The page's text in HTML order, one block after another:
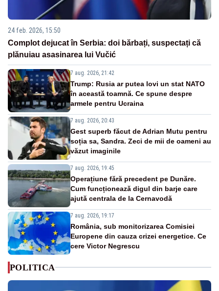
24 feb. 2026, 15:50
Complot dejucat în Serbia: doi bărbați, suspectați că
plănuiau asasinarea lui Vučić
7 aug. 2026, 21:42
Trump: Rusia ar putea lovi un stat NATO
în această toamnă. Ce spune despre
armele pentru Ucraina
7 aug. 2026, 20:43
Gest superb făcut de Adrian Mutu pentru
soția sa, Sandra. Zeci de mii de oameni au
văzut imaginile
7 aug. 2026, 19:45
Operațiune fără precedent pe Dunăre.
Cum funcționează digul din barje care
ajută centrala de la Cernavodă
7 aug. 2026, 19:17
România, sub monitorizarea Comisiei
Europene din cauza crizei energetice. Ce
cere Victor Negrescu
POLITICA